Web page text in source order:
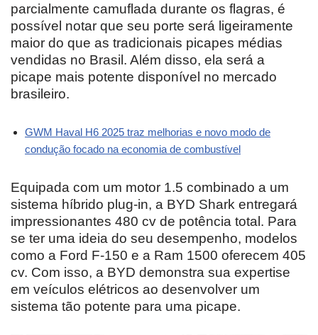
parcialmente camuflada durante os flagras, é
possível notar que seu porte será ligeiramente
maior do que as tradicionais picapes médias
vendidas no Brasil. Além disso, ela será a
picape mais potente disponível no mercado
brasileiro.
GWM Haval H6 2025 traz melhorias e novo modo de
condução focado na economia de combustível
Equipada com um motor 1.5 combinado a um
sistema híbrido plug-in, a BYD Shark entregará
impressionantes 480 cv de potência total. Para
se ter uma ideia do seu desempenho, modelos
como a Ford F-150 e a Ram 1500 oferecem 405
cv. Com isso, a BYD demonstra sua expertise
em veículos elétricos ao desenvolver um
sistema tão potente para uma picape.